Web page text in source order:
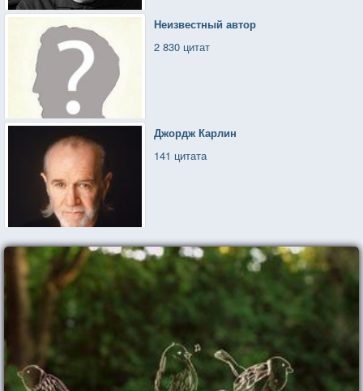
Неизвестный автор
2 830 цитат
Джордж Карлин
141 цитата